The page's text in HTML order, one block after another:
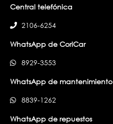
Central telefónica
2106-6254
WhatsApp de CoriCar
8929-3553
WhatsApp de mantenimiento
8839-1262
WhatsApp de repuestos